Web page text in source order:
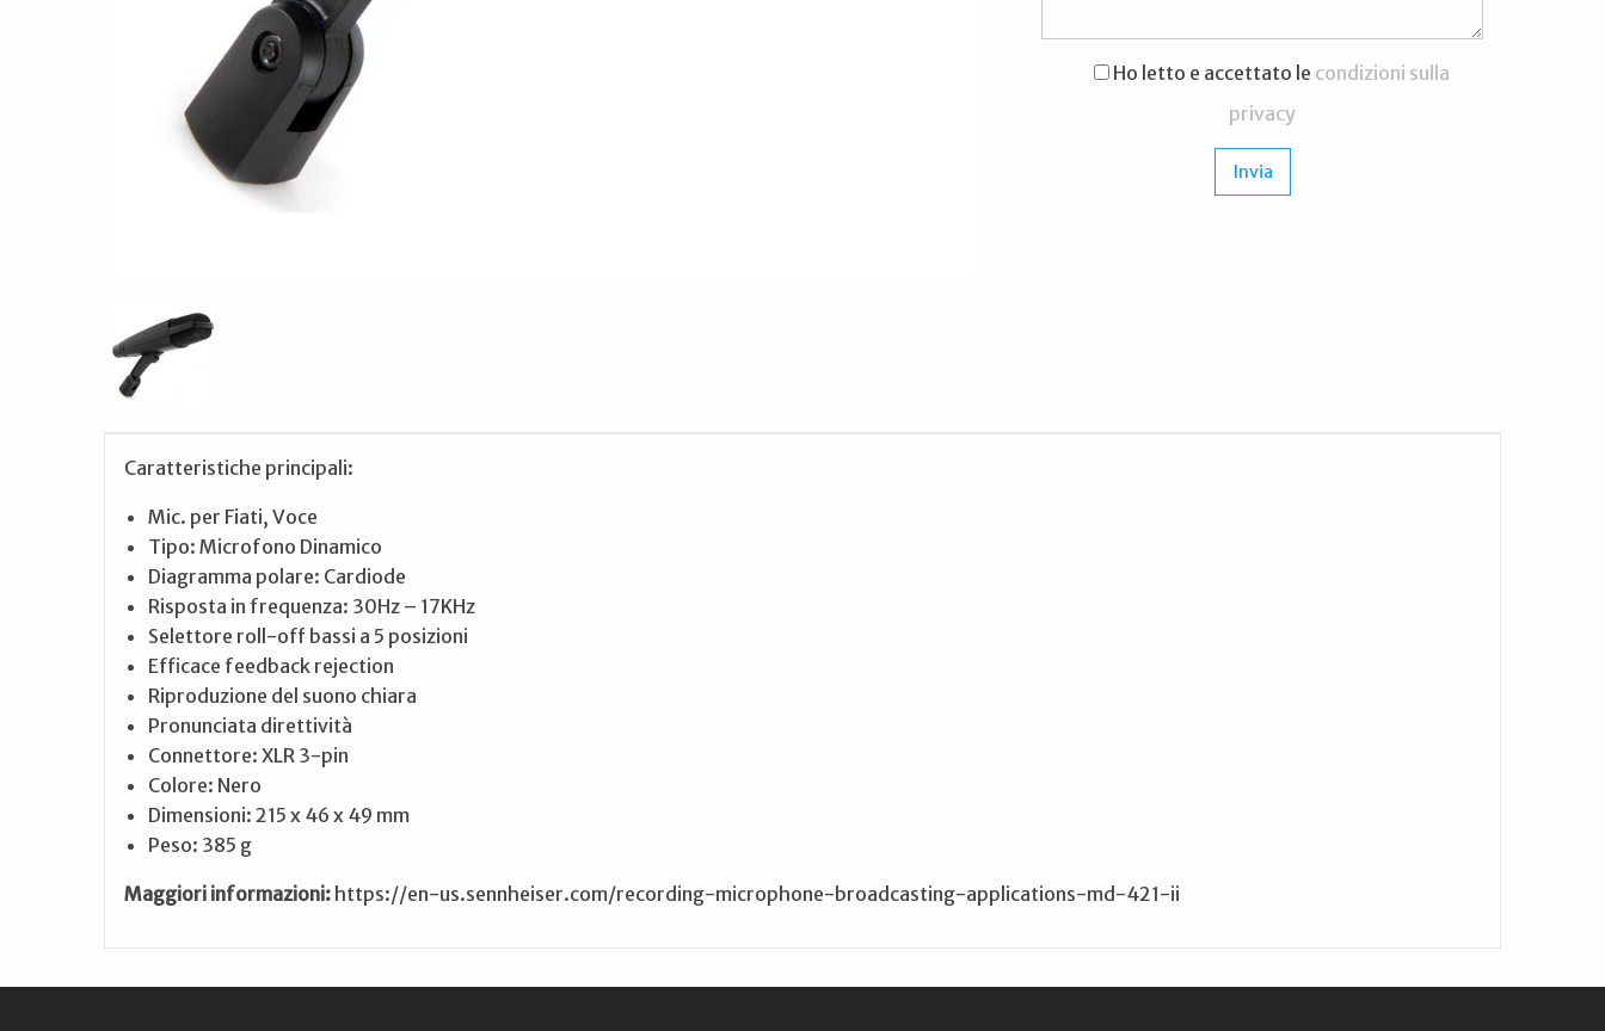
Ho letto e accettato le condizioni sulla
privacy
Caratteristiche principali:
Mic. per Fiati, Voce
Tipo: Microfono Dinamico
Diagramma polare: Cardiode
Risposta in frequenza: 30Hz – 17KHz
Selettore roll-off bassi a 5 posizioni
Efficace feedback rejection
Riproduzione del suono chiara
Pronunciata direttività
Connettore: XLR 3-pin
Colore: Nero
Dimensioni: 215 x 46 x 49 mm
Peso: 385 g
Maggiori informazioni: https://en-us.sennheiser.com/recording-microphone-broadcasting-applications-md-421-ii